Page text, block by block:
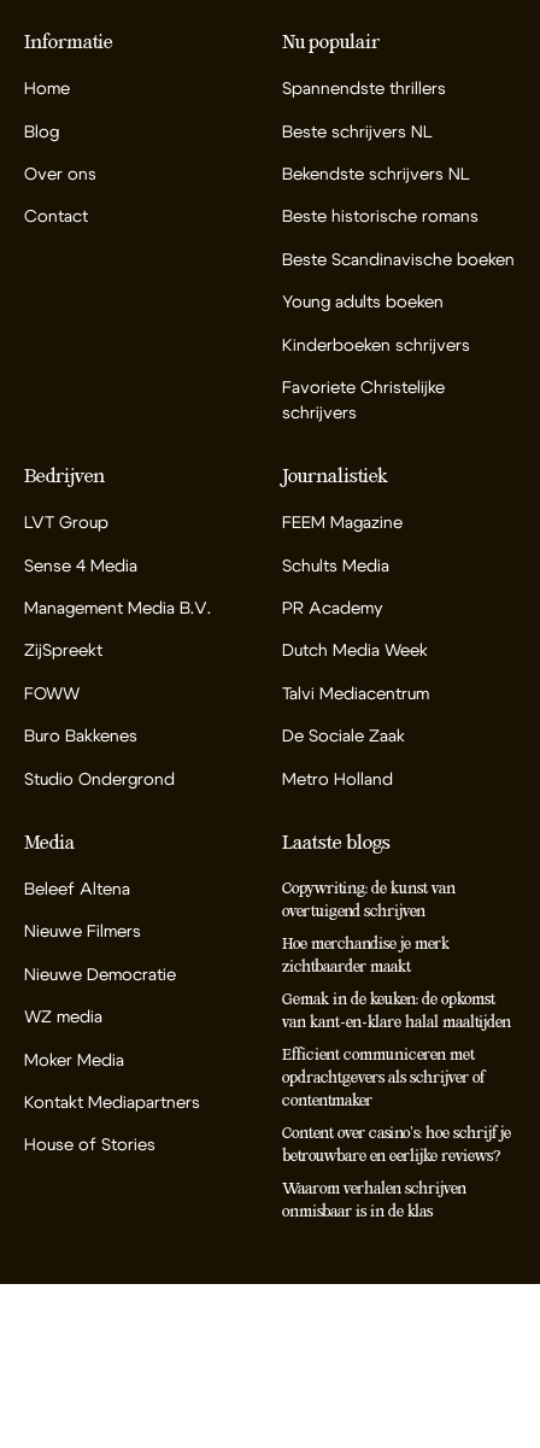
Informatie
Home
Blog
Over ons
Contact
Nu populair
Spannendste thrillers
Beste schrijvers NL
Bekendste schrijvers NL
Beste historische romans
Beste Scandinavische boeken
Young adults boeken
Kinderboeken schrijvers
Favoriete Christelijke
schrijvers
Bedrijven
LVT Group
Sense 4 Media
Management Media B.V.
ZijSpreekt
FOWW
Buro Bakkenes
Studio Ondergrond
Journalistiek
FEEM Magazine
Schults Media
PR Academy
Dutch Media Week
Talvi Mediacentrum
De Sociale Zaak
Metro Holland
Media
Beleef Altena
Nieuwe Filmers
Nieuwe Democratie
WZ media
Moker Media
Kontakt Mediapartners
House of Stories
Laatste blogs
Copywriting: de kunst van
overtuigend schrijven
Hoe merchandise je merk
zichtbaarder maakt
Gemak in de keuken: de opkomst
van kant-en-klare halal maaltijden
Efficient communiceren met
opdrachtgevers als schrijver of
contentmaker
Content over casino’s: hoe schrijf je
betrouwbare en eerlijke reviews?
Waarom verhalen schrijven
onmisbaar is in de klas